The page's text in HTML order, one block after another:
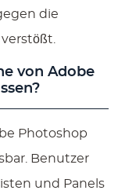
die
von Adobe
Photoshop
Benutzer
und Panels